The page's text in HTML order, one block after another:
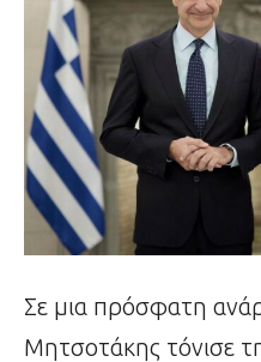
Σε μια πρόσφατη
Μητσοτάκης τόνισε